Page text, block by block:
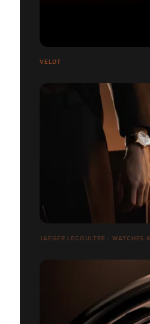
VELDT
JAEGER LECOULTRE - WATCHES